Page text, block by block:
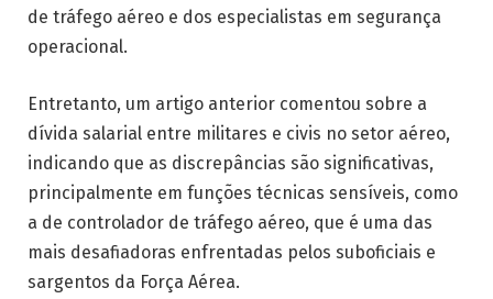
de tráfego aéreo e dos especialistas em segurança
operacional.
Entretanto, um artigo anterior comentou sobre a
dívida salarial entre militares e civis no setor aéreo,
indicando que as discrepâncias são significativas,
principalmente em funções técnicas sensíveis, como
a de controlador de tráfego aéreo, que é uma das
mais desafiadoras enfrentadas pelos suboficiais e
sargentos da Força Aérea.